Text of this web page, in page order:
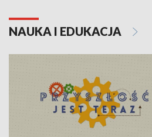
NAUKA I EDUKACJA